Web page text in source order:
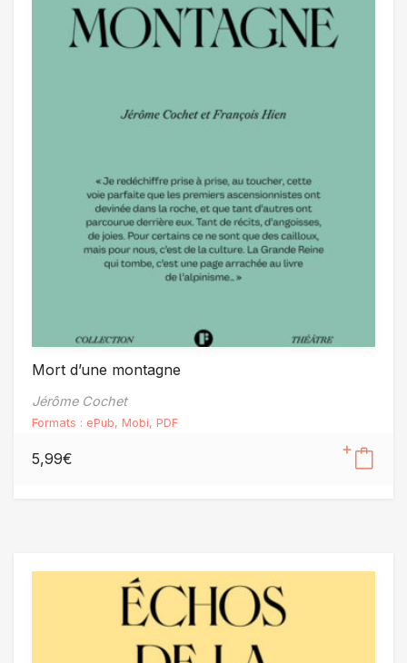
Mort d’une montagne
Jérôme Cochet
Formats : ePub, Mobi, PDF
5,99€